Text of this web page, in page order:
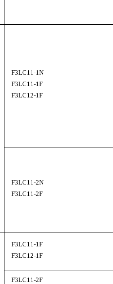
F3LC11-1N
F3LC11-1F
F3LC12-1F
F3LC11-2N
F3LC11-2F
F3LC11-1F
F3LC12-1F
F3LC11-2F